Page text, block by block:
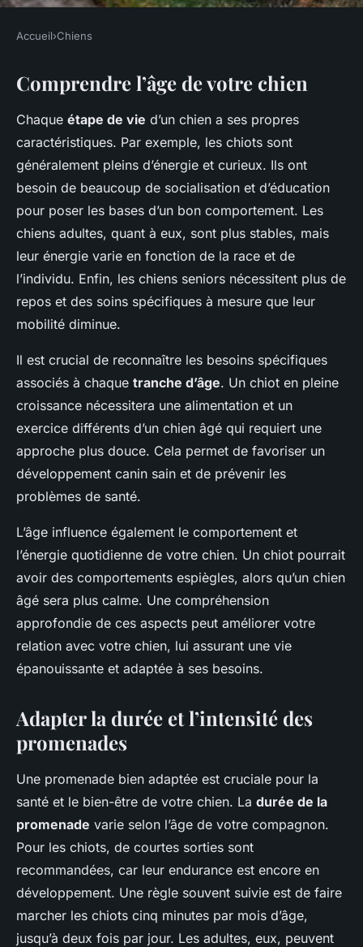
Adapter la balade à l'âge de
votre chien
Ilyan•11 mars 2025 • 5 min de lecture
Accueil›Chiens
Comprendre l’âge de votre chien
Chaque étape de vie d’un chien a ses propres
caractéristiques. Par exemple, les chiots sont
généralement pleins d’énergie et curieux. Ils ont
besoin de beaucoup de socialisation et d’éducation
pour poser les bases d’un bon comportement. Les
chiens adultes, quant à eux, sont plus stables, mais
leur énergie varie en fonction de la race et de
l’individu. Enfin, les chiens seniors nécessitent plus de
repos et des soins spécifiques à mesure que leur
mobilité diminue.
Il est crucial de reconnaître les besoins spécifiques
associés à chaque tranche d’âge. Un chiot en pleine
croissance nécessitera une alimentation et un
exercice différents d’un chien âgé qui requiert une
approche plus douce. Cela permet de favoriser un
développement canin sain et de prévenir les
problèmes de santé.
L’âge influence également le comportement et
l’énergie quotidienne de votre chien. Un chiot pourrait
avoir des comportements espiègles, alors qu’un chien
âgé sera plus calme. Une compréhension
approfondie de ces aspects peut améliorer votre
relation avec votre chien, lui assurant une vie
épanouissante et adaptée à ses besoins.
Adapter la durée et l’intensité des
promenades
Une promenade bien adaptée est cruciale pour la
santé et le bien-être de votre chien. La durée de la
promenade varie selon l’âge de votre compagnon.
Pour les chiots, de courtes sorties sont
recommandées, car leur endurance est encore en
développement. Une règle souvent suivie est de faire
marcher les chiots cinq minutes par mois d’âge,
jusqu’à deux fois par jour. Les adultes, eux, peuvent